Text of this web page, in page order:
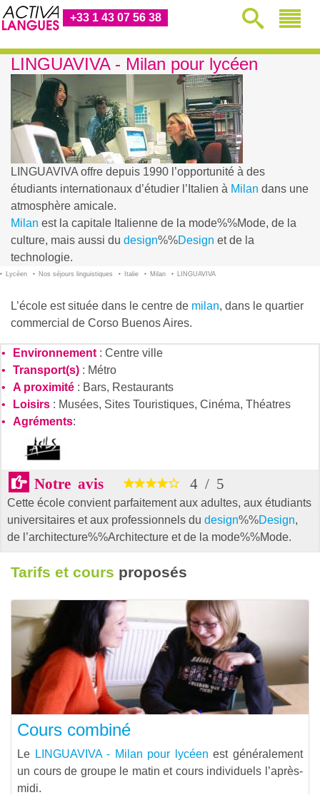
+33 1 43 07 56 38
LINGUAVIVA - Milan pour lycéen
LINGUAVIVA offre depuis 1990 l’opportunité à des
étudiants internationaux d’étudier l’Italien à Milan dans une
atmosphère amicale.
Milan est la capitale Italienne de la mode%%Mode, de la
culture, mais aussi du design%%Design et de la
technologie.
Lycéen Nos séjours linguistiques Italie Milan LINGUAVIVA
L’école est située dans le centre de milan, dans le quartier
commercial de Corso Buenos Aires.
Environnement: Centre ville
Transport(s): Métro
A proximité: Bars, Restaurants
Loisirs: Musées, Sites Touristiques, Cinéma, Théatres
Agréments:
Notre avis 4 / 5
Cette école convient parfaitement aux adultes, aux étudiants
universitaires et aux professionnels du design%%Design,
de l’architecture%%Architectureet de la mode%%Mode.
Tarifs et cours proposés
Cours combiné
Le LINGUAVIVA - Milan pour lycéen est généralement
un cours de groupe le matin et cours individuels l’après-
midi.